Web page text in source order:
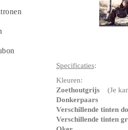
Specificaties:
Kleuren:
Zoethoutgrijs(Je kan
Donkerpaars
Verschillende tinten
Verschillende tinten